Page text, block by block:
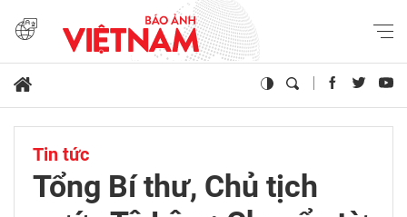
Tin tức
Tổng Bí thư, Chủ tịch